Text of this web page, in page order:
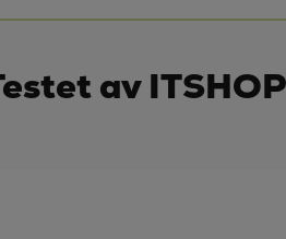
av ITSHOP